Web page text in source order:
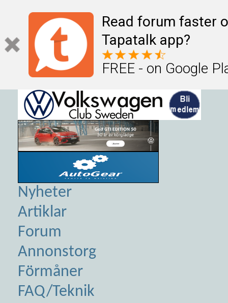
Read forum faster
Tapatalk app?
FREE - on Google
Nyheter
Artiklar
Forum
Annonstorg
Förmåner
FAQ/Teknik